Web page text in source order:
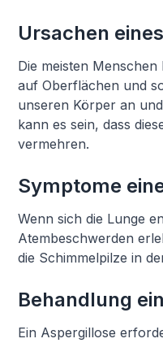
Ursachen
Die meisten
auf Oberflächen und
unseren Körper an
kann es sein, dass
vermehren.
Symptome
Wenn sich die Lunge
Atembeschwerden
die Schimmelpilze in
Behandlung
Ein Aspergillose